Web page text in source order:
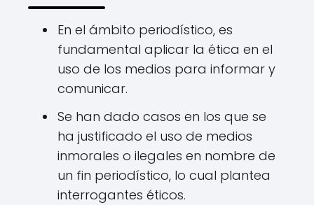
En el ámbito periodístico, es
fundamental aplicar la ética en el
uso de los medios para informar y
comunicar.
Se han dado casos en los que se
ha justificado el uso de medios
inmorales o ilegales en nombre de
un fin periodístico, lo cual plantea
interrogantes éticos.